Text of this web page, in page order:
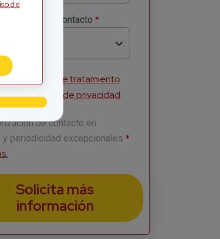
de
Preferido de Contacto *
la
Política de tratamiento
yAviso de privacidad.
de contacto en
y periodicidad excepcionales *
Solicita más
información